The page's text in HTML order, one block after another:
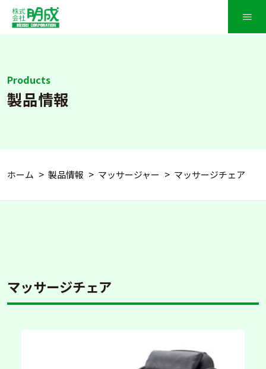
≡
Products
製品情報
ホーム 製品情報 マッサージャー マッサージチェア
マッサージチェア